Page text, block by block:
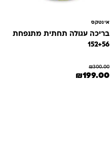
אינטקס
בריכה עגולה תחתית מתנפחת
152+56
₪300.00
המחיר המקורי היה: ₪300.00.
₪199.00